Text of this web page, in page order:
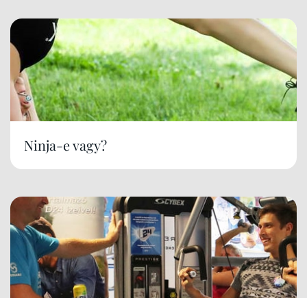
Ninja-e vagy?